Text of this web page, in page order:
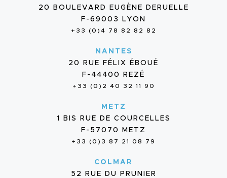
20 BOULEVARD EUGÈNE DERUELLE
F-69003 LYON
+33 (0)4 78 82 82 82
NANTES
20 RUE FÉLIX ÉBOUÉ
F-44400 REZÉ
+33 (0)2 40 32 11 90
METZ
1 BIS RUE DE COURCELLES
F-57070 METZ
+33 (0)3 87 21 08 79
COLMAR
52 RUE DU PRUNIER